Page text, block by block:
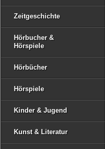
Zeitgeschichte
Hörbucher &
Hörspiele
Hörbücher
Hörspiele
Kinder & Jugend
Kunst & Literatur